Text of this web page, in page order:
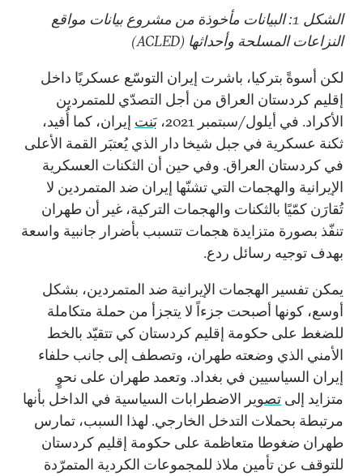
الشكل 1: البيانات مأخوذة من مشروع بيانات مواقع
النزاعات المسلحة وأحداثها (ACLED)
لكن أسوةً بتركيا، باشرت إيران التوسّع عسكريًا داخل
إقليم كردستان العراق من أجل التصدّي للمتمردين
الأكراد. في أيلول/سبتمبر 2021،
بَنت إيران، كما أُفيد،
ثكنة عسكرية في جبل شيخا دار الذي يُعتبَر القمة الأعلى
في كردستان العراق. وفي حين أن الثكنات العسكرية
الإيرانية والهجمات التي تشنّها إيران ضد المتمردين لا
تُقارَن كمّيًا بالثكنات والهجمات التركية، غير أن طهران
تنفّذ بصورة متزايدة هجمات تتسبب بأضرار جانبية واسعة
بهدف توجيه رسائل ردع.
يمكن تفسير الهجمات الإيرانية ضد المتمردين، بشكل
أوسع، كونها أصبحت جزءاً لا يتجزأ من حملة متكاملة
للضغط على حكومة إقليم كردستان كي تتقيّد بالخط
الأمني الذي وضعته طهران، وتصطف إلى جانب حلفاء
إيران السياسيين في بغداد. وتعمد طهران على نحوٍ
متزايد إلى تصوير الاضطرابات السياسية في الداخل بأنها
مرتبطة بحملات التدخل الخارجي. لهذا السبب، تمارس
طهران ضغوطا متعاظمة على حكومة إقليم كردستان
للتوقف عن تأمين ملاذ للمجموعات الكردية المتمرّدة